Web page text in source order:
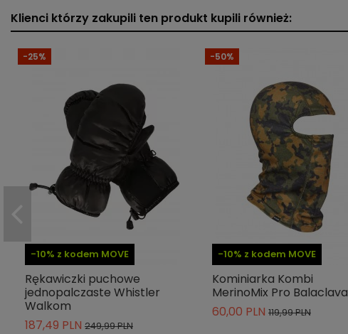
Indeks K91192/4425
» Podmiot odpowiedzialny
Klienci którzy zakupili ten produkt kupili również:
-10% z kodem MOVE
-25%
Rękawiczki puchowe
jednopalczaste Whistler
Walkom
187,49 PLN 249,99 PLN
-10% z kodem MOVE
-50%
Kominiarka Kombi
MerinoMix Pro Balaclava
60,00 PLN 119,99 PLN